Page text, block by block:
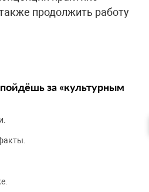
продолжить работу
за «культурным